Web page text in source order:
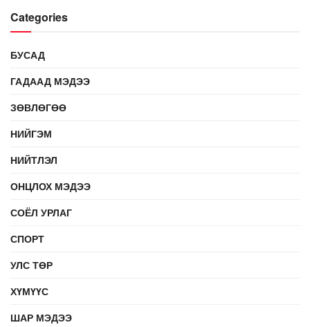
Categories
БУСАД
ГАДААД МЭДЭЭ
ЗӨВЛӨГӨӨ
НИЙГЭМ
НИЙТЛЭЛ
ОНЦЛОХ МЭДЭЭ
СОЁЛ УРЛАГ
СПОРТ
УЛС ТӨР
ХҮМҮҮС
ШАР МЭДЭЭ